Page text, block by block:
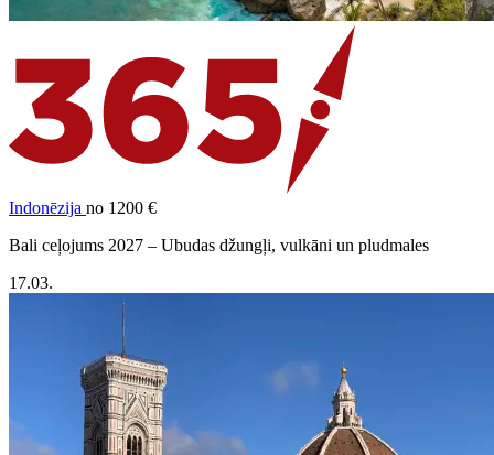
Indonēzija no 1200 €
Bali ceļojums 2027 – Ubudas džungļi, vulkāni un pludmales
17.03.